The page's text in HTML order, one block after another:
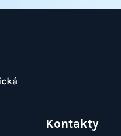
Kontakty